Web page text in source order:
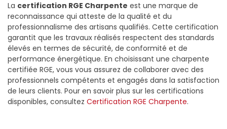
La certification RGE Charpente est une marque de
reconnaissance qui atteste de la qualité et du
professionnalisme des artisans qualifiés. Cette certification
garantit que les travaux réalisés respectent des standards
élevés en termes de sécurité, de conformité et de
performance énergétique. En choisissant une charpente
certifiée RGE, vous vous assurez de collaborer avec des
professionnels compétents et engagés dans la satisfaction
de leurs clients. Pour en savoir plus sur les certifications
disponibles, consultez Certification RGE Charpente.